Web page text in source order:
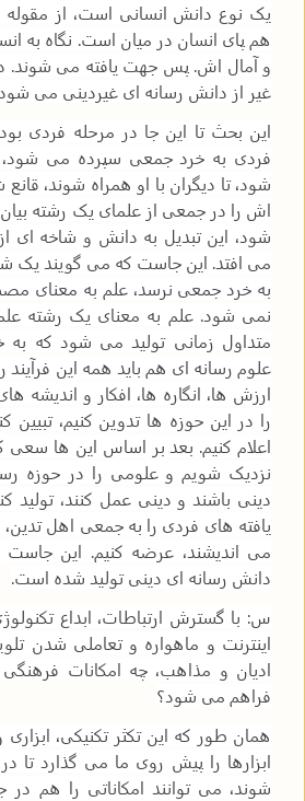
یک نوع دانش انسانی است، از مقوله
هم پای انسان در میان است. نگاه به
و آمال اش. پس جهت یافته می شوند.
غیر از دانش رسانه ای غیردینی می
این بحث تا این جا در مرحله فردی
فردی به خرد جمعی سپرده می
شود، تا دیگران با او همراه شوند،
اش را در جمعی از علمای یک رشته
شود، این تبدیل به دانش و شاخه
می افتد. این جاست که می گویند یک
به خرد جمعی نرسد، علم به معنای
نمی شود. علم به معنای یک رشته
متداول زمانی تولید می شود که به
علوم رسانه ای هم باید همه این
ارزش ها، انگاره ها، افکار و اندیشه
را در این حوزه ها تدوین کنیم،
اعلام کنیم. بعد بر اساس این ها سعی
نزدیک شویم و علومی را در حوزه
دینی باشند و دینی عمل کنند، تولید
یافته های فردی را به جمعی اهل
می اندیشند، عرضه کنیم. این جاست
دانش رسانه ای دینی تولید شده است.
س: با گسترش ارتباطات، ابداع
اینترنت و ماهواره و تعاملی شدن
ادیان و مذاهب، چه امکانات
فراهم می شود؟
همان طور که این تکثر تکنیکی، ابزاری
ابزارها را پیش روی ما می گذارد تا
شوند، می توانند امکاناتی را هم